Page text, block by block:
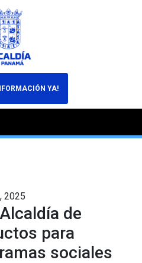
YA!
2025
de
para
sociales